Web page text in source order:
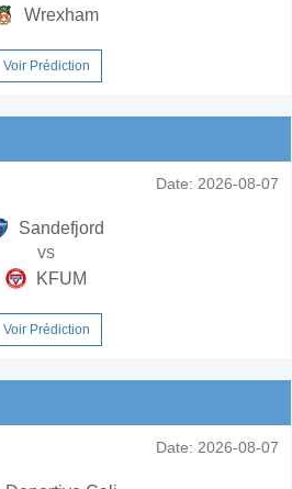
Wrexham
Voir Prédiction
Date: 2026-08-07
Sandefjord
vs
KFUM
Voir Prédiction
Date: 2026-08-07